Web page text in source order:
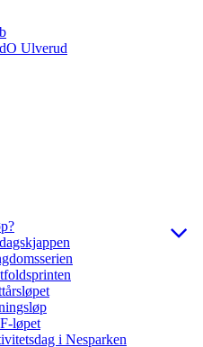
Ulverud
løpet
i Nesparken